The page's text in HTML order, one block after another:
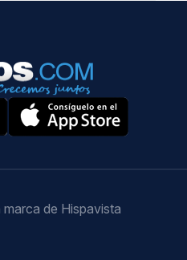
de Hispavista